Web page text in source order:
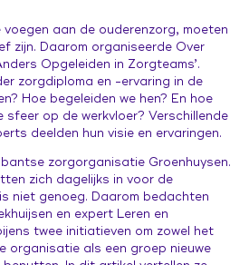
leidinggevenden
morgen (publiekscampagne)
Festival 19 november 2026
aan de ouderenzorg, moeten
zijn. Daarom organiseerde Over
Opgeleiden in Zorgteams’.
zorgdiploma en -ervaring in de
Hoe begeleiden we hen? En hoe
sfeer op de werkvloer? Verschillende
deelden hun visie en ervaringen.
zorgorganisatie Groenhuysen.
zich dagelijks in voor de
niet genoeg. Daarom bedachten
en expert Leren en
twee initiatieven om zowel het
organisatie als een groep nieuwe